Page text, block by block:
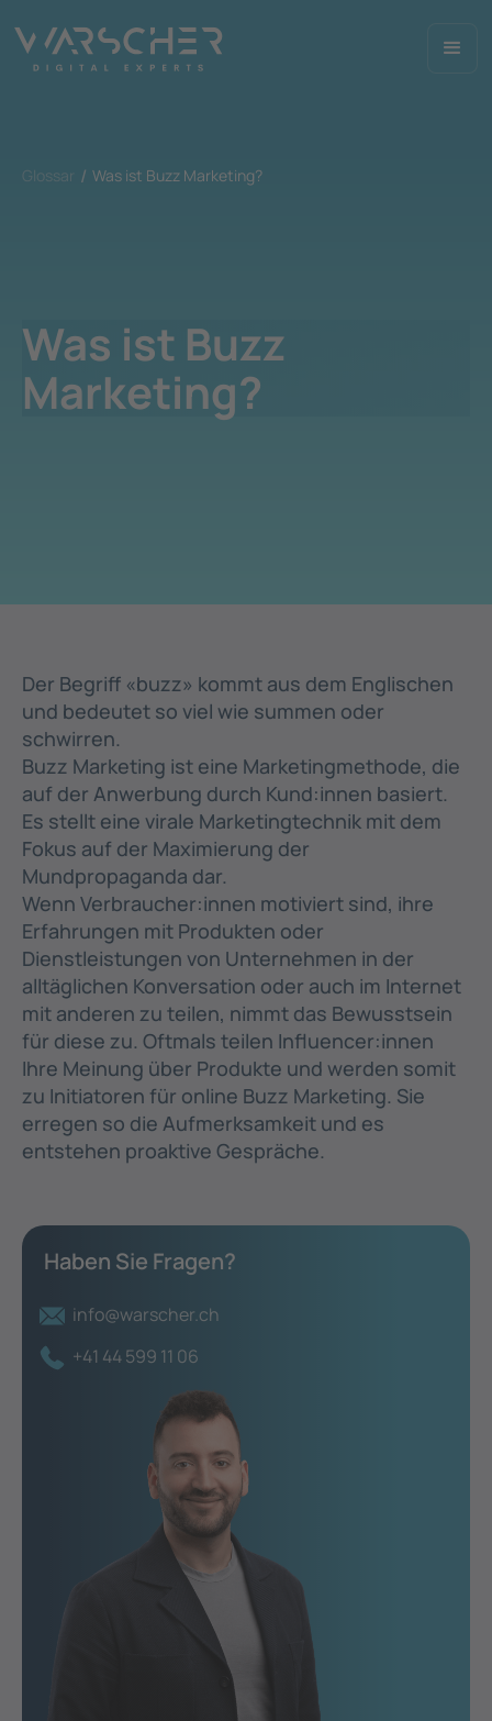
Glossar Was ist Buzz Marketing?
Was ist Buzz
Marketing?
Der Begriff «buzz» kommt aus dem Englischen
und bedeutet so viel wie summen oder
schwirren.
Buzz Marketing ist eine Marketingmethode, die
auf der Anwerbung durch Kund:innen basiert.
Es stellt eine virale Marketingtechnik mit dem
Fokus auf der Maximierung der
Mundpropaganda dar.
Wenn Verbraucher:innen motiviert sind, ihre
Erfahrungen mit Produkten oder
Dienstleistungen von Unternehmen in der
alltäglichen Konversation oder auch im Internet
mit anderen zu teilen, nimmt das Bewusstsein
für diese zu. Oftmals teilen Influencer:innen
Ihre Meinung über Produkte und werden somit
zu Initiatoren für online Buzz Marketing. Sie
erregen so die Aufmerksamkeit und es
entstehen proaktive Gespräche.
Haben Sie Fragen?
info@warscher.ch
+41 44 599 11 06